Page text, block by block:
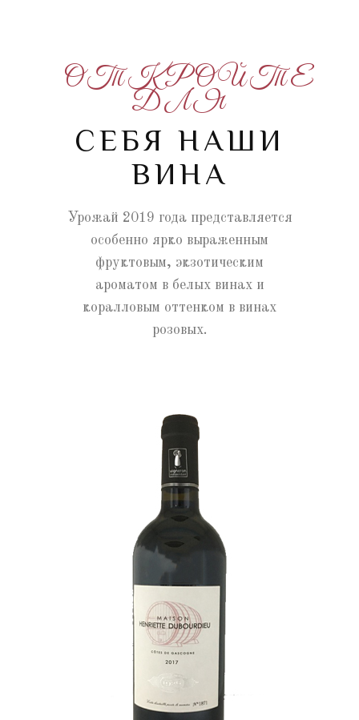
ОТКРОЙТЕ
ДЛЯ
СЕБЯ НАШИ
ВИНА
Урожай 2019 года представляется
особенно ярко выраженным
фруктовым, экзотическим
ароматом в белых винах и
коралловым оттенком в винах
розовых.